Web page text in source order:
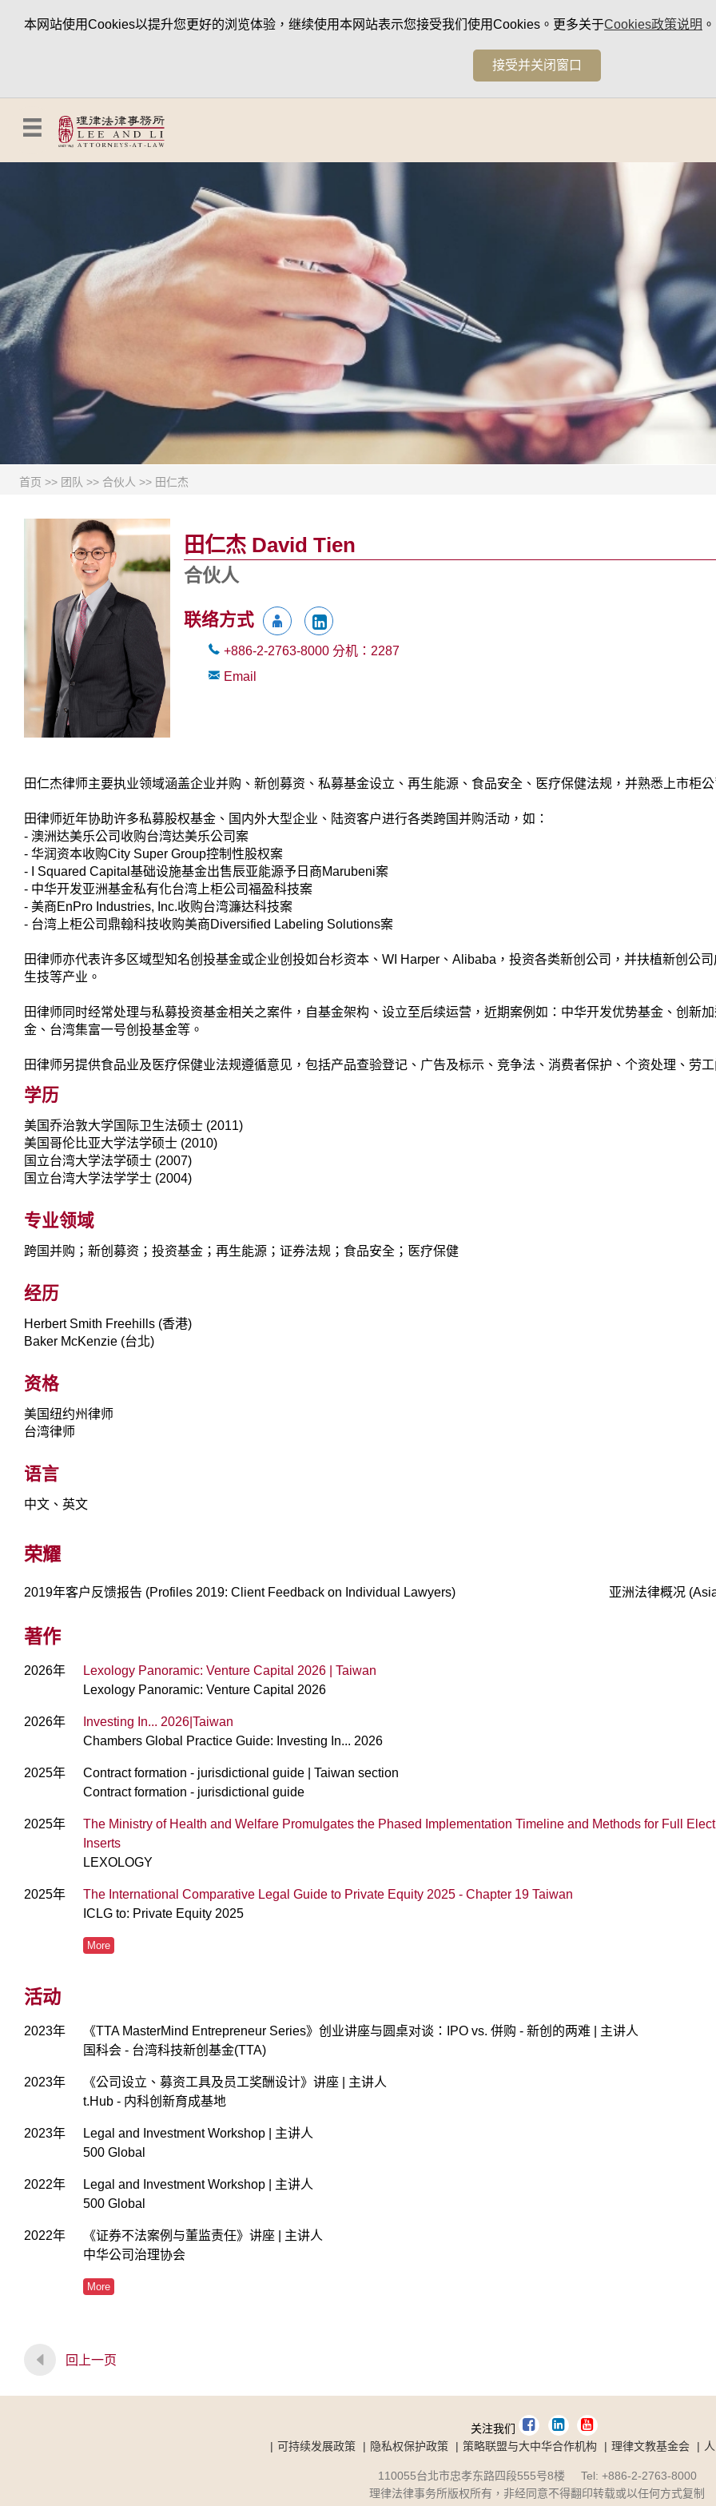
本网站使用Cookies以提升您更好的浏览体验，继续使用本网站表示您接受我们使用Cookies。更多关于Cookies政策说明 。
接受并关闭窗口
首页 >> 团队 >> 合伙人 >> 田仁杰
田仁杰 David Tien
合伙人
联络方式
+886-2-2763-8000 分机： 2287
Email
田仁杰律师主要执业领域涵盖企业并购、新创募资、私募基金设立、再生能源、食品安全、医疗保健法规，并熟悉上市柜
田律师近年协助许多私募股权基金、国内外大型企业、陆资客户进行各类跨国并购活动，如：
- 澳洲达美乐公司收购台湾达美乐公司案
- 华润资本收购City Super Group控制性股权案
- I Squared Capital基础设施基金出售辰亚能源予日商Marubeni案
- 中华开发亚洲基金私有化台湾上柜公司福盈科技案
- 美商EnPro Industries, Inc.收购台湾濂达科技案
- 台湾上柜公司鼎翰科技收购美商Diversified Labeling Solutions案
田律师亦代表许多区域型知名创投基金或企业创投如台杉资本、WI Harper、Alibaba，投资各类新创公司，并扶植新创公
生技等产业。
田律师同时经常处理与私募投资基金相关之案件，自基金架构、设立至后续运营，近期案例如：中华开发优势基金、创新
金、台湾集富一号创投基金等。
田律师另提供食品业及医疗保健业法规遵循意见，包括产品查验登记、广告及标示、竞争法、消费者保护、个资处理、劳
学历
美国乔治敦大学国际卫生法硕士 (2011)
美国哥伦比亚大学法学硕士 (2010)
国立台湾大学法学硕士 (2007)
国立台湾大学法学学士 (2004)
专业领域
跨国并购；新创募资；投资基金；再生能源；证券法规；食品安全；医疗保健
经历
Herbert Smith Freehills (香港)
Baker McKenzie (台北)
资格
美国纽约州律师
台湾律师
语言
中文、英文
荣耀
2019年客户反馈报告 (Profiles 2019: Client Feedback on Individual Lawyers) 亚洲法律概况
著作
2026年
Lexology Panoramic: Venture Capital 2026 | Taiwan
Lexology Panoramic: Venture Capital 2026
2026年
Investing In... 2026|Taiwan
Chambers Global Practice Guide: Investing In... 2026
2025年
Contract formation - jurisdictional guide | Taiwan section
Contract formation - jurisdictional guide
2025年
The Ministry of Health and Welfare Promulgates the Phased Implementation Timeline and Methods for Full
Inserts
LEXOLOGY
2025年
The International Comparative Legal Guide to Private Equity 2025 - Chapter 19 Taiwan
ICLG to: Private Equity 2025
More
活动
2023年
《TTA MasterMind Entrepreneur Series》创业讲座与圆桌对谈：IPO vs. 併购 - 新创的两难 | 主讲人
国科会 - 台湾科技新创基金(TTA)
2023年
《公司设立、募资工具及员工奖酬设计》讲座 | 主讲人
t.Hub - 内科创新育成基地
2023年
Legal and Investment Workshop | 主讲人
500 Global
2022年
Legal and Investment Workshop | 主讲人
500 Global
2022年
《证券不法案例与董监责任》讲座 | 主讲人
中华公司治理协会
More
回上一页
关注我们
可持续发展政策
隐私权保护政策 策略联盟与大中华合作机构 理律文教基金会
110055台北市忠孝东路四段555号8楼 Tel: +886-2-2763-8000
理律法律事务所版权所有，非经同意不得翻印转载或以任何方式复制